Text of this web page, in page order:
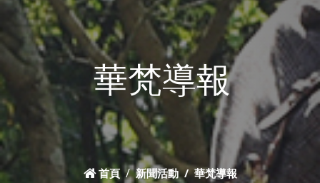
華梵導報
首頁 新聞活動 華梵導報